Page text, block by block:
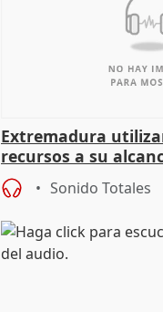
Extremadura
recursos a su
más menores
Sonido Totales